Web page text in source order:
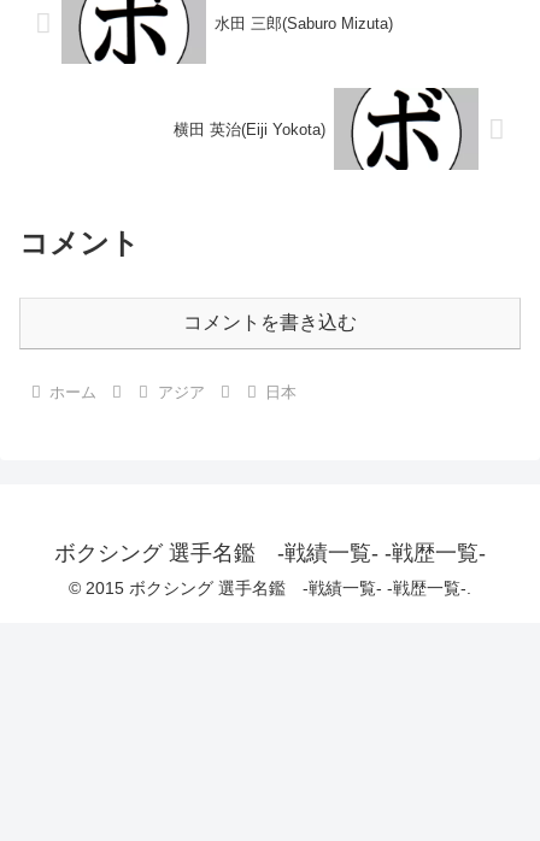
水田 三郎(Saburo Mizuta)
横田 英治(Eiji Yokota)
コメント
コメントを書き込む
ホーム アジア 日本
ボクシング 選手名鑑 -戦績一覧- -戦歴一覧-
© 2015 ボクシング 選手名鑑 -戦績一覧- -戦歴一覧-.